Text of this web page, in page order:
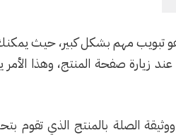
تبويب مهم بشكل كبير، حيث
عند زيارة صفحة المنتج، وهذا
الصلة بالمنتج الذي تقوم